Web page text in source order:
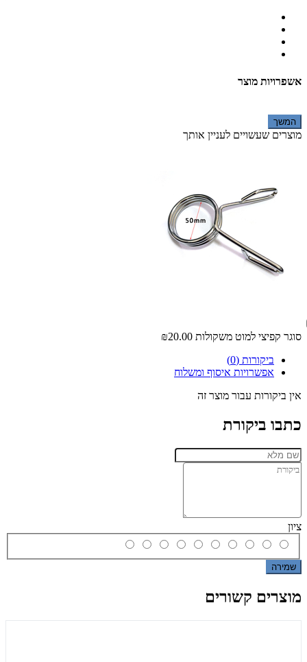
אשפרויות מוצר
המשך
מוצרים שעשויים לעניין אותך
סוגר קפיצי למוט משקולות ₪20.00
ביקורות (0)
אפשרויות איסוף ומשלוח
אין ביקורות עבור מוצר זה
כתבו ביקורת
ציון
שמירה
מוצרים קשורים